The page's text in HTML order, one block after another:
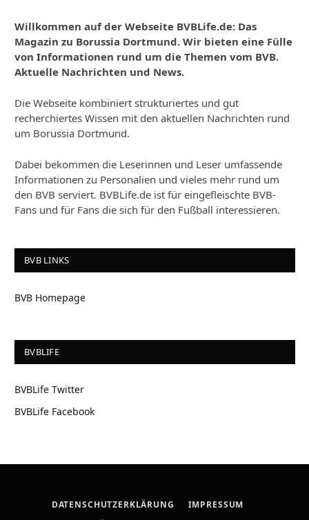
Willkommen auf der Webseite BVBLife.de: Das
Magazin zu Borussia Dortmund. Wir bieten eine Fülle
von Informationen rund um die Themen vom BVB.
Aktuelle Nachrichten und News.
Die Webseite kombiniert strukturiertes und gut
recherchiertes Wissen mit den aktuellen Nachrichten rund
um Borussia Dortmund.
Dabei bekommen die Leserinnen und Leser umfassende
Informationen zu Personalien und vieles mehr rund um
den BVB serviert. BVBLife.de ist für eingefleischte BVB-
Fans und für Fans die sich für den Fußball interessieren.
BVB LINKS
BVB Homepage
BVBLIFE
BVBLife Twitter
BVBLife Facebook
DATENSCHUTZERKLÄRUNG
IMPRESSUM